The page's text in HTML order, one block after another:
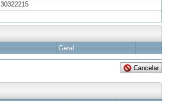
30322215
Geral